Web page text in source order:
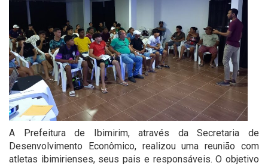
A Prefeitura de Ibimirim, através da Secretaria de
Desenvolvimento Econômico, realizou uma reunião com
atletas ibimirienses, seus pais e responsáveis. O objetivo